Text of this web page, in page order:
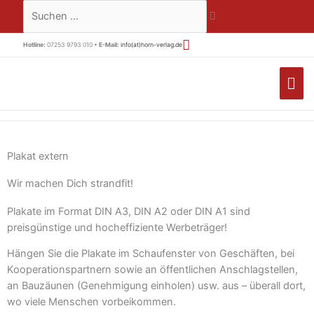
springen
Suchen …
Hotline: 07253 9793 010 • E-Mail: info(at)horn-verlag.de
Plakat extern
Wir machen Dich strandfit!
Plakate im Format DIN A3, DIN A2 oder DIN A1 sind
preisgünstige und hocheffiziente Werbeträger!
Hängen Sie die Plakate im Schaufenster von Geschäften, bei
Kooperationspartnern sowie an öffentlichen Anschlagstellen,
an Bauzäunen (Genehmigung einholen) usw. aus – überall dort,
wo viele Menschen vorbeikommen.